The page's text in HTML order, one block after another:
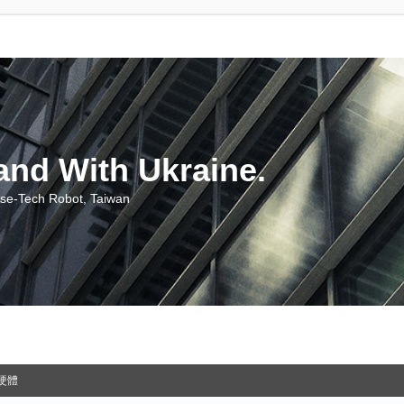
With Ukraine.
Tech Robot, Taiwan
體